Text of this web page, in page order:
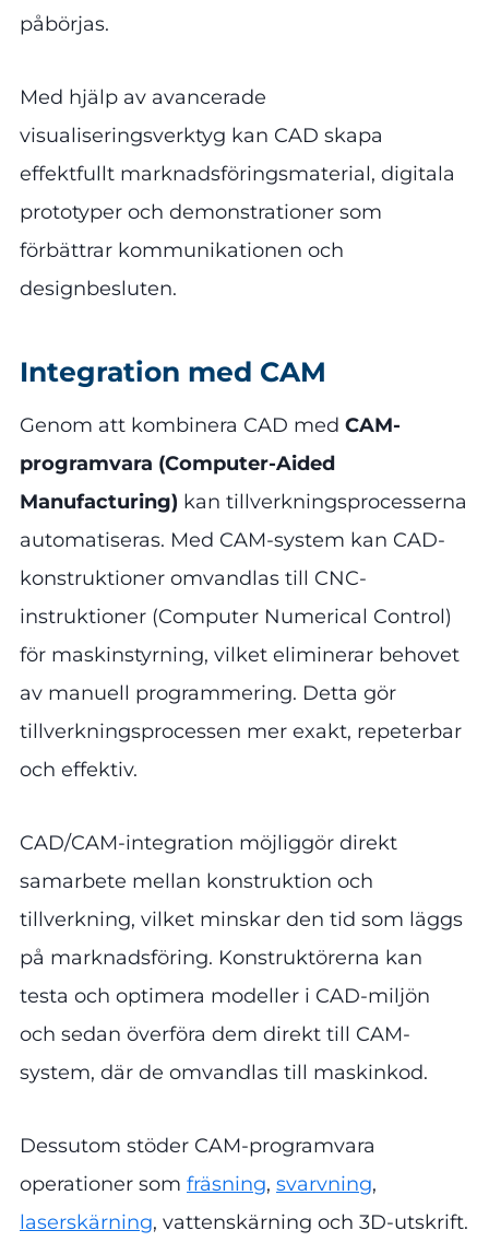
påbörjas.
Med hjälp av avancerade
visualiseringsverktyg kan CAD skapa
effektfullt marknadsföringsmaterial, digitala
prototyper och demonstrationer som
förbättrar kommunikationen och
designbesluten.
Integration med CAM
Genom att kombinera CAD med CAM-
programvara (Computer-Aided
Manufacturing) kan tillverkningsprocesserna
automatiseras. Med CAM-system kan CAD-
konstruktioner omvandlas till CNC-
instruktioner (Computer Numerical Control)
för maskinstyrning, vilket eliminerar behovet
av manuell programmering. Detta gör
tillverkningsprocessen mer exakt, repeterbar
och effektiv.
CAD/CAM-integration möjliggör direkt
samarbete mellan konstruktion och
tillverkning, vilket minskar den tid som läggs
på marknadsföring. Konstruktörerna kan
testa och optimera modeller i CAD-miljön
och sedan överföra dem direkt till CAM-
system, där de omvandlas till maskinkod.
Dessutom stöder CAM-programvara
operationer som fräsning, svarvning,
laserskärning, vattenskärning och 3D-utskrift.